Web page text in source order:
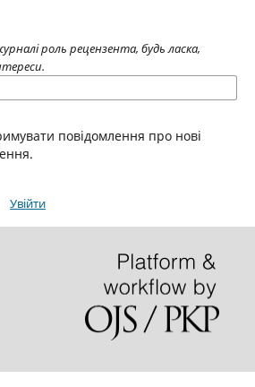
роль рецензента, будь ласка,
повідомлення про нові
Увійти